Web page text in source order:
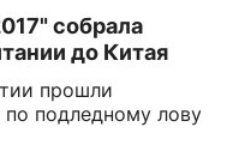
собрала
до Китая
прошли
подледному лову